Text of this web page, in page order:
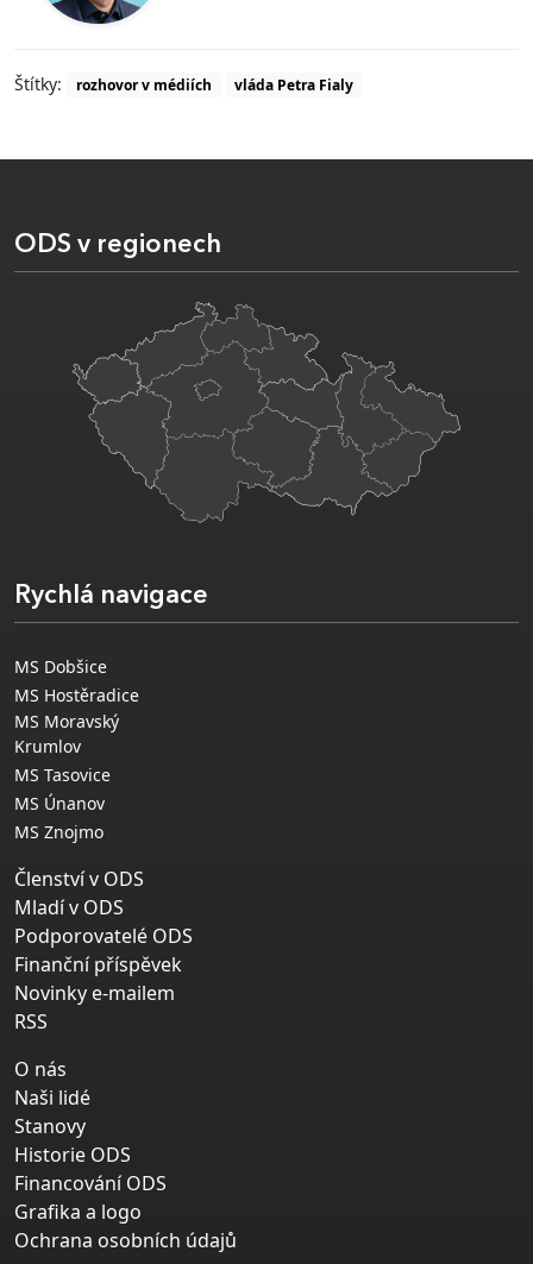
Štítky: rozhovor v médiích vláda Petra Fialy
ODS v regionech
Rychlá navigace
MS Dobšice
MS Hostěradice
MS Moravský
Krumlov
MS Tasovice
MS Únanov
MS Znojmo
Členství v ODS
Mladí v ODS
Podporovatelé ODS
Finanční příspěvek
Novinky e-mailem
RSS
O nás
Naši lidé
Stanovy
Historie ODS
Financování ODS
Grafika a logo
Ochrana osobních údajů